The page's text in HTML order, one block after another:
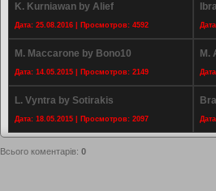
K. Kurniawan by Alief
Дата: 25.08.2016 | Просмотров: 4592
M. Maccarone by Bono10
Дата: 14.05.2015 | Просмотров: 2149
M.
L. Vyntra by Sotirakis
Дата: 18.05.2015 | Просмотров: 2097
Всього коментарів: 0